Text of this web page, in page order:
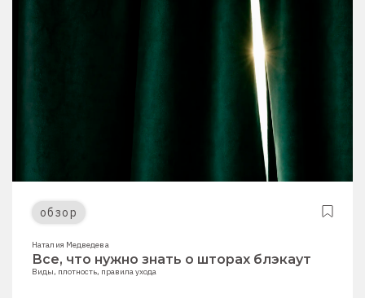
обзор
Наталия Медведева
Все, что нужно знать о шторах блэкаут
Виды, плотность, правила ухода